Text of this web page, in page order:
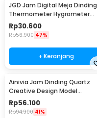
JGD Jam Digital Meja Dinding
Thermometer Hygrometer
Sensor - ZL20
Rp30.600
Rp56.900 47%
+ Keranjang
Ainivia Jam Dinding Quartz
Creative Design Model
Luminous 30cm - MM61WC
Rp56.100
Rp94.900 41%